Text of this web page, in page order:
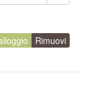
Rimuovi